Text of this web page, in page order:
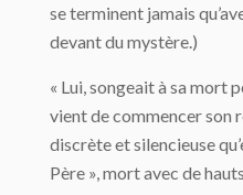
se terminent jamais
devant du mystère.)
« Lui, songeait à sa mort
vient de commencer son
discrète et silencieuse
Père », mort avec de